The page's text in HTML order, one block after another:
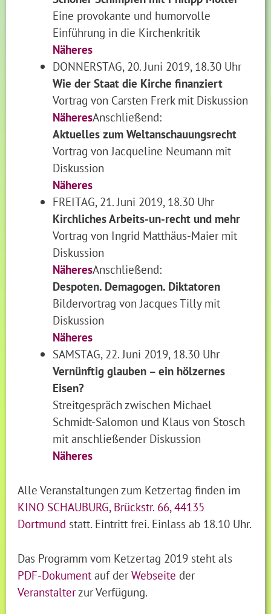
Eine provokante und humorvolle
Einführung in die Kirchenkritik
Näheres
DONNERSTAG, 20. Juni 2019, 18.30 Uhr
Wie der Staat die Kirche finanziert
Vortrag von Carsten Frerk mit Diskussion
NäheresAnschließend:
Aktuelles zum Weltanschauungsrecht
Vortrag von Jacqueline Neumann mit
Diskussion
Näheres
FREITAG, 21. Juni 2019, 18.30 Uhr
Kirchliches Arbeits-un-recht und mehr
Vortrag von Ingrid Matthäus-Maier mit
Diskussion
NäheresAnschließend:
Despoten. Demagogen. Diktatoren
Bildervortrag von Jacques Tilly mit
Diskussion
Näheres
SAMSTAG, 22. Juni 2019, 18.30 Uhr
Vernünftig glauben – ein hölzernes
Eisen?
Streitgespräch zwischen Michael
Schmidt-Salomon und Klaus von Stosch
mit anschließender Diskussion
Näheres
Alle Veranstaltungen zum Ketzertag finden im
KINO SCHAUBURG, Brückstr. 66, 44135
Dortmund statt. Eintritt frei. Einlass ab 18.10 Uhr.
Das Programm vom Ketzertag 2019 steht als
PDF-Dokument auf derWebseite der
Veranstalterzur Verfügung.